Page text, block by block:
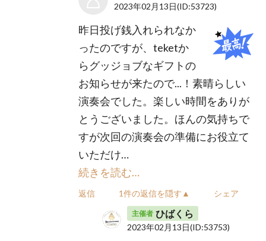
2023年02月13日(ID:53723)
昨日投げ銭入れられなか
ったのですが、teketか
らグッジョブなギフトの
お知らせが来たので...！素晴らしい
演奏会でした。楽しい時間をありが
とうございました。ほんの気持ちで
すが次回の演奏会の準備にお役立て
いただけ…
続きを読む…
返信 1件の返信を隠す▲ シェア
主催者 ひばくら
2023年02月13日(ID:53753)